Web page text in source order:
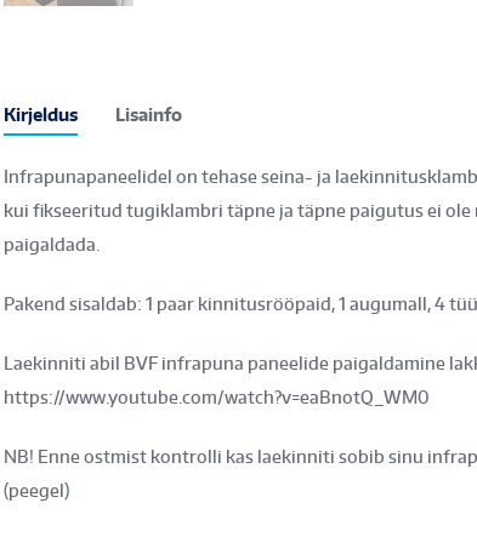
Kirjeldus Lisainfo
Infrapunapaneelidel on tehase seina- ja
kui fikseeritud tugiklambri täpne ja täpne paigutus ei
paigaldada.
Pakend sisaldab: 1 paar kinnitusrööpaid, 1 augumall, 4
Laekinniti abil BVF infrapuna paneelide paigaldamine
https://www.youtube.com/watch?v=eaBnotQ_WM0
NB! Enne ostmist kontrolli kas laekinniti sobib sinu
(peegel)